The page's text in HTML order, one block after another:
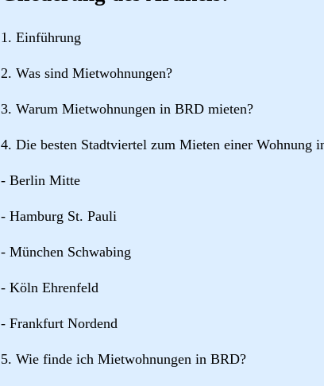
1. Einführung
2. Was sind Mietwohnungen?
3. Warum Mietwohnungen in BRD mieten?
4. Die besten Stadtviertel zum Mieten einer Wohnung
- Berlin Mitte
- Hamburg St. Pauli
- München Schwabing
- Köln Ehrenfeld
- Frankfurt Nordend
5. Wie finde ich Mietwohnungen in BRD?